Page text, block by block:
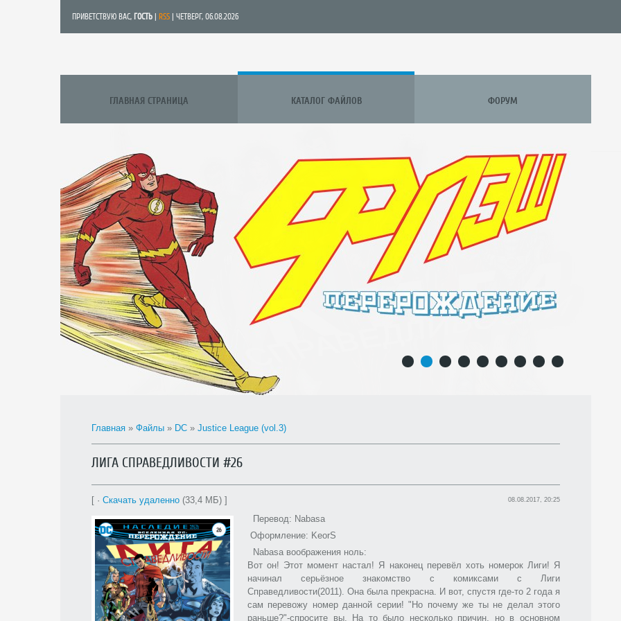
ПРИВЕТСТВУЮ ВАС, ГОСТЬ RSS | ЧЕТВЕРГ, 06.08.2026
ГЛАВНАЯ СТРАНИЦА КАТАЛОГ ФАЙЛОВ ФОРУМ
Главная » Файлы » DC » Justice League (vol.3)
ЛИГА СПРАВЕДЛИВОСТИ #26
[ · Скачать удаленно (33,4 МБ) ] 08.08.2017, 20:25
Перевод: Nabasa
Оформление: KeorS
Nabasa воображения ноль:
Вот он! Этот момент настал! Я наконец перевёл хоть номерок Лиги! Я
начинал серьёзное знакомство с комиксами с Лиги
Справедливости(2011). Она была прекрасна. И вот, спустя где-то 2 года я
сам перевожу номер данной серии! "Но почему же ты не делал этого
раньше?"-спросите вы. На то было несколько причин, но в основном